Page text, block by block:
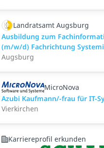
Landratsamt Augsburg
Ausbildung zum
(m/w/d) Fachrichtung
Augsburg
MicroNova
Azubi Kaufmann/-frau für IT-
Vierkirchen
Karriereprofil erkunden